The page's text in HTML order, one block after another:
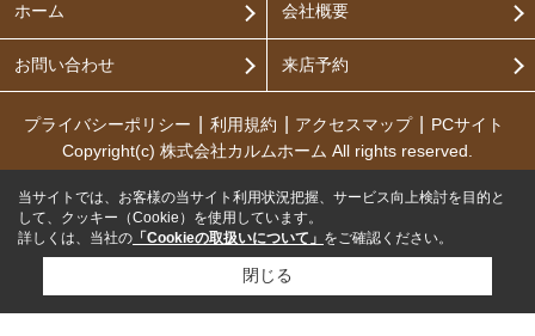
ホーム 会社概要
お問い合わせ 来店予約
プライバシーポリシー 利用規約 アクセスマップ
PCサイト
Copyright(c) 株式会社カルムホーム All rights reserved.
当サイトでは、お客様の当サイト利用状況把握、サービス向上検討を目的と
して、クッキー（Cookie）を使用しています。
詳しくは、当社の 「Cookieの取扱いについて」 をご確認ください。
閉じる